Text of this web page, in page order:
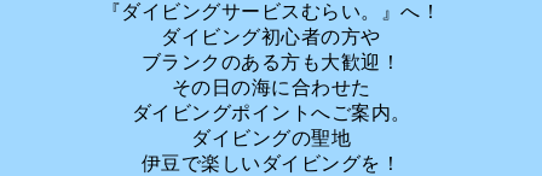
『ダイビングサービスむらい。』へ！
ダイビング初心者の方や
ブランクのある方も大歓迎！
その日の海に合わせた
ダイビングポイントへご案内。
ダイビングの聖地
伊豆で楽しいダイビングを！